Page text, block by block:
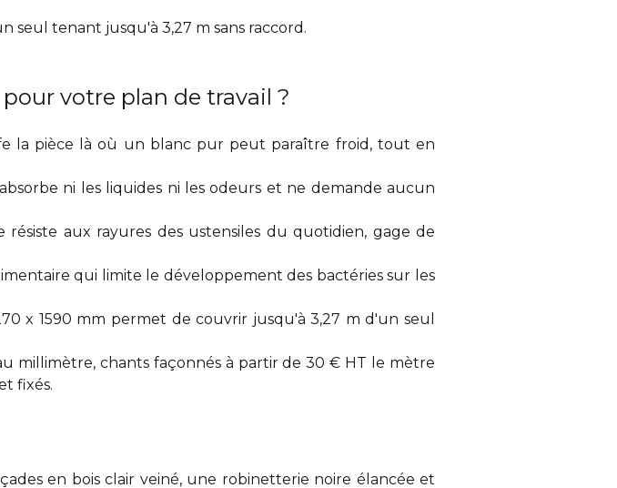
seul tenant jusqu'à 3,27 m sans raccord.
votre plan de travail ?
la pièce là où un blanc pur peut paraître froid, tout en
ni les liquides ni les odeurs et ne demande aucun
résiste aux rayures des ustensiles du quotidien, gage de
qui limite le développement des bactéries sur les
x 1590 mm permet de couvrir jusqu'à 3,27 m d'un seul
millimètre, chants façonnés à partir de 30 € HT le mètre
fixés.
en bois clair veiné, une robinetterie noire élancée et